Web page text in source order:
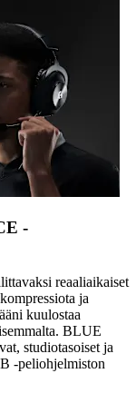
-
reaaliaikaiset
ja
kuulostaa
BLUE
studiotasoiset ja
-peliohjelmiston